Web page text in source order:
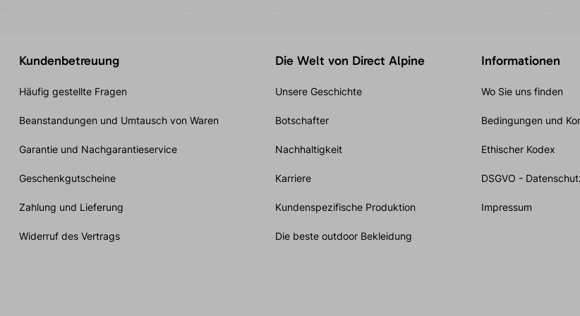
Kundenbetreuung
Häufig gestellte Fragen
Beanstandungen und Umtausch von Waren
Garantie und Nachgarantieservice
Geschenkgutscheine
Zahlung und Lieferung
Widerruf des Vertrags
Die Welt von Direct Alpine
Unsere Geschichte
Botschafter
Nachhaltigkeit
Karriere
Kundenspezifische Produktion
Die beste outdoor Bekleidung
Informationen
Wo Sie uns finden
Bedingungen und
Ethischer Kodex
DSGVO -
Impressum